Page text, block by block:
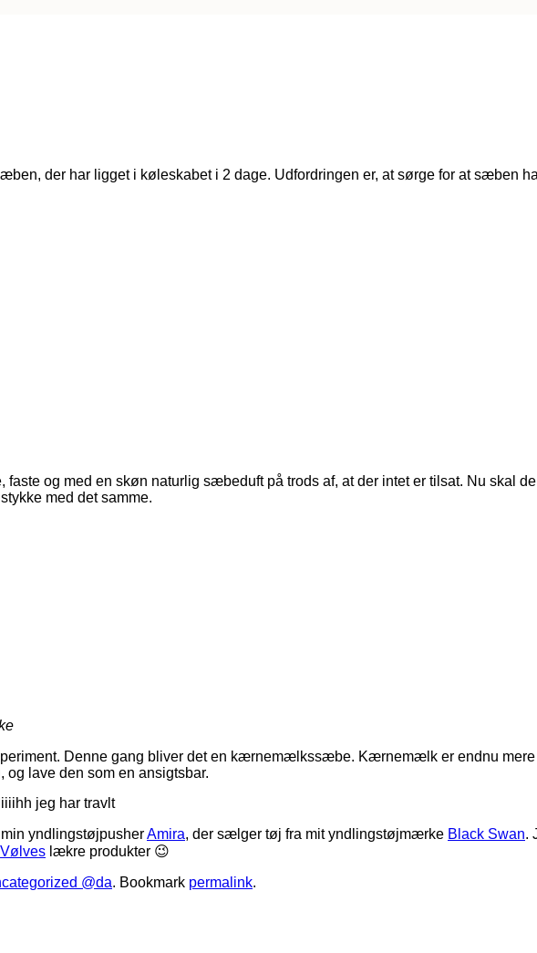
der har ligget i køleskabet i 2 dage. Udfordringen er, at sørge for at sæben
og med en skøn naturlig sæbeduft på trods af, at der intet er tilsat. Nu skal
med det samme.
Denne gang bliver det en kærnemælkssæbe. Kærnemælk er endnu
lave den som en ansigtsbar.
jeg har travlt
min yndlingstøjpusherAmira, der sælger tøj fra mit yndlingstøjmærke Black Swan.
Vølves lækre produkter 😉
@da. Bookmark permalink.